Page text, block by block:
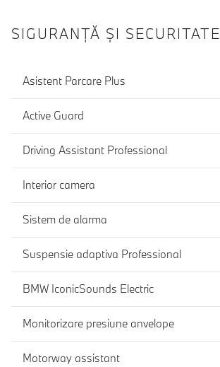
SIGURANŢĂ ŞI SECURITATE
Asistent Parcare Plus
Active Guard
Driving Assistant Professional
Interior camera
Sistem de alarma
Suspensie adaptiva Professional
BMW IconicSounds Electric
Monitorizare presiune anvelope
Motorway assistant